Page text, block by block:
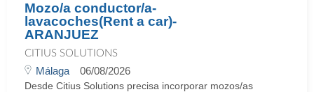
Mozo/a conductor/a-
lavacoches(Rent a car)-
ARANJUEZ
CITIUS SOLUTIONS
Málaga 06/08/2026
Desde Citius Solutions precisa incorporar mozos/as